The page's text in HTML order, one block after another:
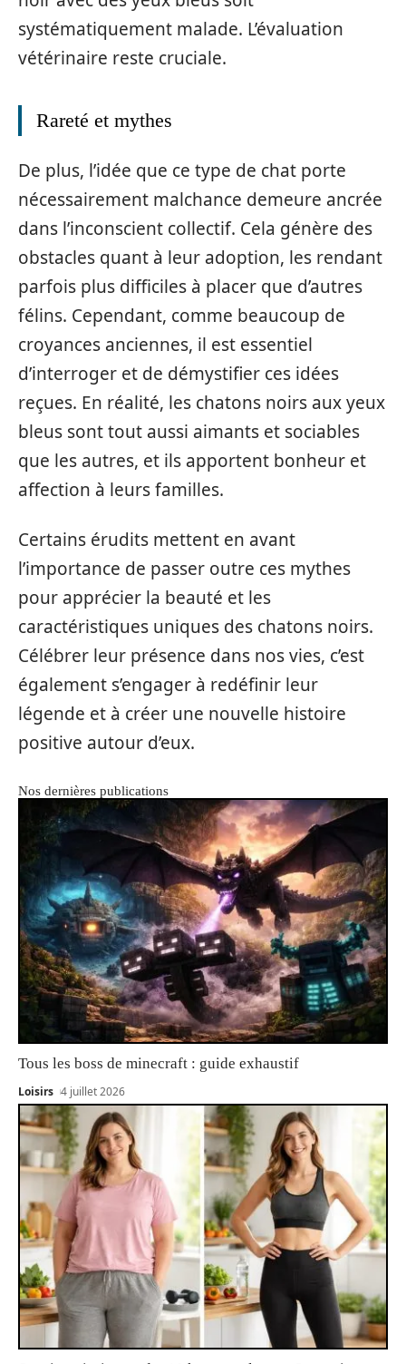
systématiquement malade. L’évaluation
vétérinaire reste cruciale.
Rareté et mythes
De plus, l’idée que ce type de chat porte
nécessairement malchance demeure ancrée
dans l’inconscient collectif. Cela génère des
obstacles quant à leur adoption, les rendant
parfois plus difficiles à placer que d’autres
félins. Cependant, comme beaucoup de
croyances anciennes, il est essentiel
d’interroger et de démystifier ces idées
reçues. En réalité, les chatons noirs aux yeux
bleus sont tout aussi aimants et sociables
que les autres, et ils apportent bonheur et
affection à leurs familles.
Certains érudits mettent en avant
l’importance de passer outre ces mythes
pour apprécier la beauté et les
caractéristiques uniques des chatons noirs.
Célébrer leur présence dans nos vies, c’est
également s’engager à redéfinir leur
légende et à créer une nouvelle histoire
positive autour d’eux.
Nos dernières publications
Tous les boss de minecraft : guide exhaustif
Loisirs 4 juillet 2026